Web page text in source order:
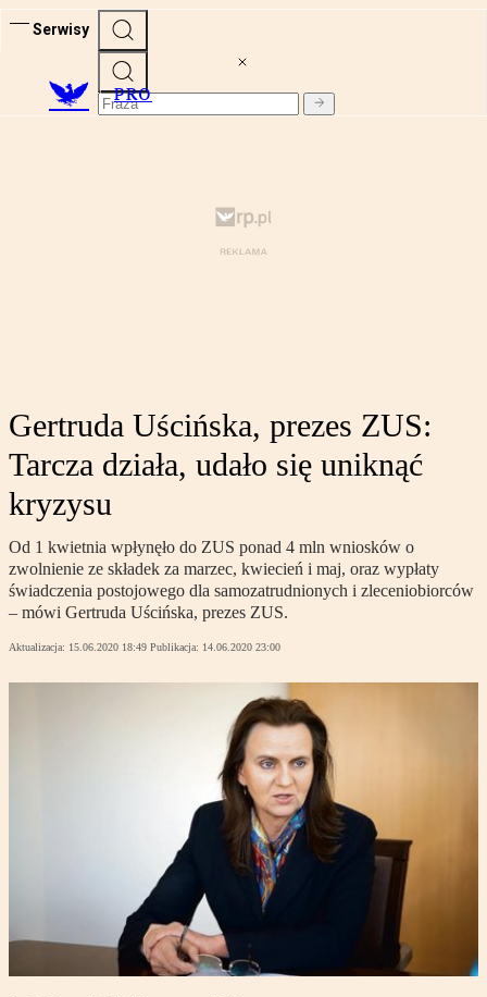
Serwisy
PRO
Gertruda Uścińska, prezes ZUS:
Tarcza działa, udało się uniknąć
kryzysu
Od 1 kwietnia wpłynęło do ZUS ponad 4 mln wniosków o
zwolnienie ze składek za marzec, kwiecień i maj, oraz wypłaty
świadczenia postojowego dla samozatrudnionych i zleceniobiorców
– mówi Gertruda Uścińska, prezes ZUS.
Aktualizacja: 15.06.2020 18:49 Publikacja: 14.06.2020 23:00